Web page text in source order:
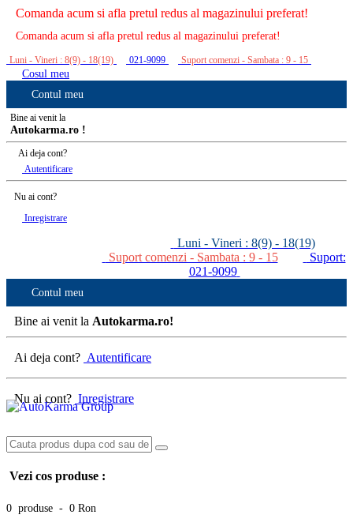
Comanda acum si afla pretul redus al magazinului preferat!
Comanda acum si afla pretul redus al magazinului preferat!
Luni - Vineri : 8(9) - 18(19) 021-9099 Suport comenzi - Sambata : 9 - 15
Cosul meu
Contul meu
Bine ai venit la
Autokarma.ro !
Ai deja cont?
Autentificare
Nu ai cont?
Inregistrare
Luni - Vineri : 8(9) - 18(19)
Suport comenzi - Sambata : 9 - 15
Suport:
021-9099
Contul meu
Bine ai venit la Autokarma.ro!
Ai deja cont? Autentificare
Nu ai cont? Inregistrare
Vezi cos produse :
0 produse - 0 Ron